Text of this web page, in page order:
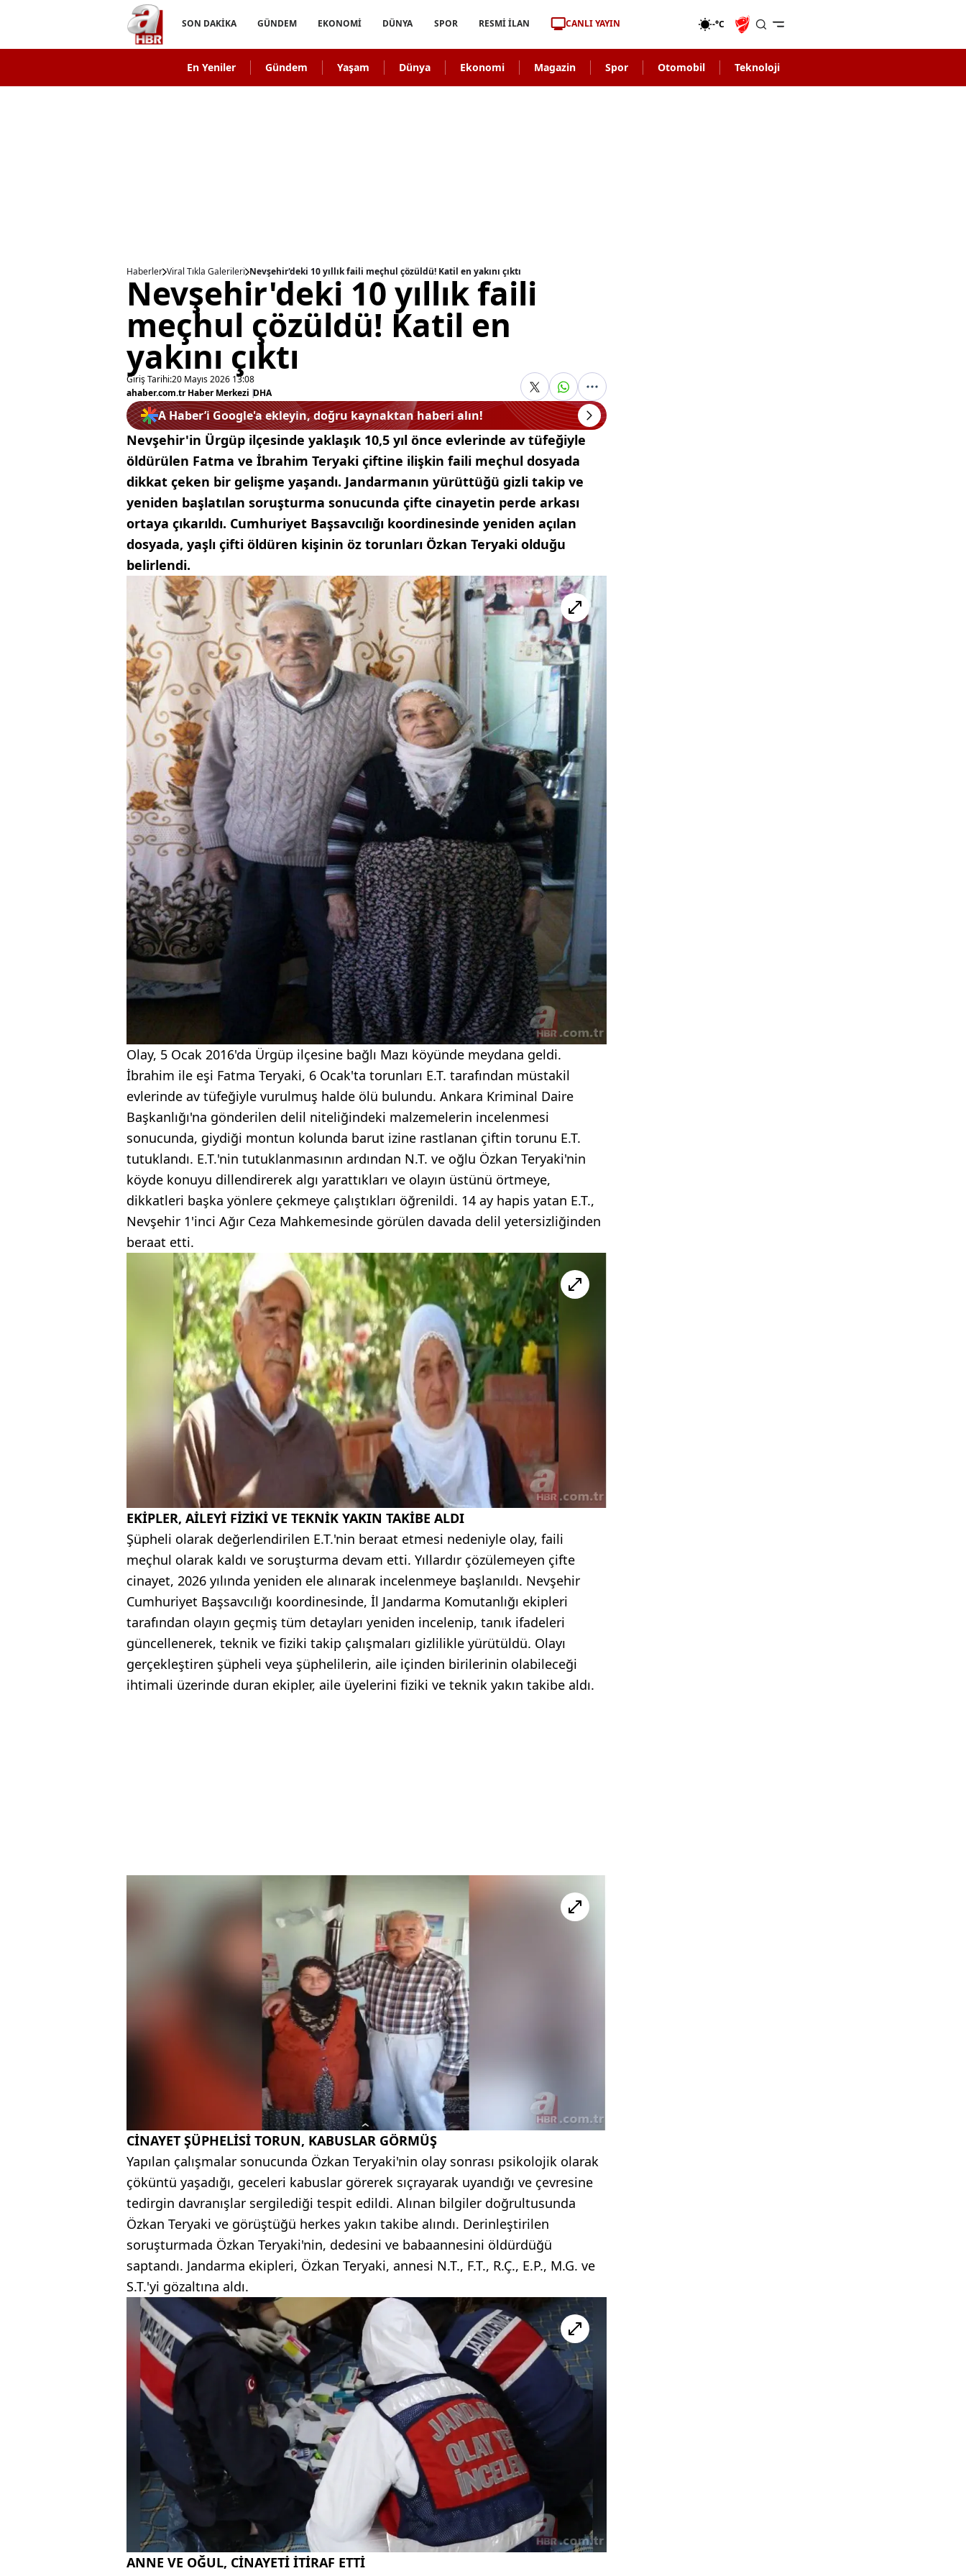
SON DAKİKA GÜNDEM EKONOMİ DÜNYA SPOR RESMİ İLAN CANLI YAYIN -°C
En Yeniler Gündem Yaşam Dünya Ekonomi Magazin Spor Otomobil Teknoloji
Haberler Viral Tıkla Galerileri Nevşehir'deki 10 yıllık faili meçhul çözüldü! Katil en yakını çıktı
Nevşehir'deki 10 yıllık faili
meçhul çözüldü! Katil en
yakını çıktı
Giriş Tarihi:20 Mayıs 2026 13:08
ahaber.com.tr Haber Merkezi |DHA
A Haber’i Google'a ekleyin, doğru kaynaktan haberi alın!
Nevşehir'in Ürgüp ilçesinde yaklaşık 10,5 yıl önce evlerinde av tüfeğiyle
öldürülen Fatma ve İbrahim Teryaki çiftine ilişkin faili meçhul dosyada
dikkat çeken bir gelişme yaşandı. Jandarmanın yürüttüğü gizli takip ve
yeniden başlatılan soruşturma sonucunda çifte cinayetin perde arkası
ortaya çıkarıldı. Cumhuriyet Başsavcılığı koordinesinde yeniden açılan
dosyada, yaşlı çifti öldüren kişinin öz torunları Özkan Teryaki olduğu
belirlendi.
Olay, 5 Ocak 2016'da Ürgüp ilçesine bağlı Mazı köyünde meydana geldi.
İbrahim ile eşi Fatma Teryaki, 6 Ocak'ta torunları E.T. tarafından müstakil
evlerinde av tüfeğiyle vurulmuş halde ölü bulundu. Ankara Kriminal Daire
Başkanlığı'na gönderilen delil niteliğindeki malzemelerin incelenmesi
sonucunda, giydiği montun kolunda barut izine rastlanan çiftin torunu E.T.
tutuklandı. E.T.'nin tutuklanmasının ardından N.T. ve oğlu Özkan Teryaki'nin
köyde konuyu dillendirerek algı yarattıkları ve olayın üstünü örtmeye,
dikkatleri başka yönlere çekmeye çalıştıkları öğrenildi. 14 ay hapis yatan E.T.,
Nevşehir 1'inci Ağır Ceza Mahkemesinde görülen davada delil yetersizliğinden
beraat etti.
EKİPLER, AİLEYİ FİZİKİ VE TEKNİK YAKIN TAKİBE ALDI
Şüpheli olarak değerlendirilen E.T.'nin beraat etmesi nedeniyle olay, faili
meçhul olarak kaldı ve soruşturma devam etti. Yıllardır çözülemeyen çifte
cinayet, 2026 yılında yeniden ele alınarak incelenmeye başlanıldı. Nevşehir
Cumhuriyet Başsavcılığı koordinesinde, İl Jandarma Komutanlığı ekipleri
tarafından olayın geçmiş tüm detayları yeniden incelenip, tanık ifadeleri
güncellenerek, teknik ve fiziki takip çalışmaları gizlilikle yürütüldü. Olayı
gerçekleştiren şüpheli veya şüphelilerin, aile içinden birilerinin olabileceği
ihtimali üzerinde duran ekipler, aile üyelerini fiziki ve teknik yakın takibe aldı.
CİNAYET ŞÜPHELİSİ TORUN, KABUSLAR GÖRMÜŞ
Yapılan çalışmalar sonucunda Özkan Teryaki'nin olay sonrası psikolojik olarak
çöküntü yaşadığı, geceleri kabuslar görerek sıçrayarak uyandığı ve çevresine
tedirgin davranışlar sergilediği tespit edildi. Alınan bilgiler doğrultusunda
Özkan Teryaki ve görüştüğü herkes yakın takibe alındı. Derinleştirilen
soruşturmada Özkan Teryaki'nin, dedesini ve babaannesini öldürdüğü
saptandı. Jandarma ekipleri, Özkan Teryaki, annesi N.T., F.T., R.Ç., E.P., M.G. ve
S.T.'yi gözaltına aldı.
ANNE VE OĞUL, CİNAYETİ İTİRAF ETTİ